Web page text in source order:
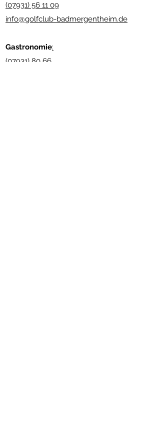
(07931) 56 11 09
info@golfclub-badmergentheim.de
Gastronomie:
(07931) 80 66